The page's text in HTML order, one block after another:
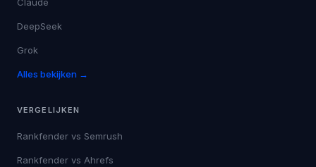
Claude
DeepSeek
Grok
Alles bekijken →
VERGELIJKEN
Rankfender vs Semrush
Rankfender vs Ahrefs